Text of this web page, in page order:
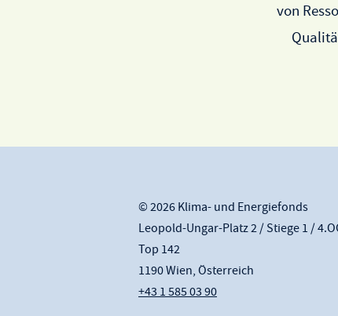
von
© 2026 Klima- und Energiefonds
Leopold-Ungar-Platz 2 / Stiege 1 /
Top 142
1190 Wien, Österreich
+43 1 585 03 90